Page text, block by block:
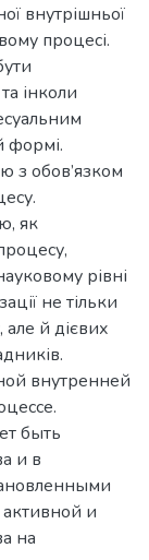
внутрішньої
процесі.
інколи
формі.
з обов’язком
як
рівні
не тільки
й дієвих
внутренней
быть
и в
и
на